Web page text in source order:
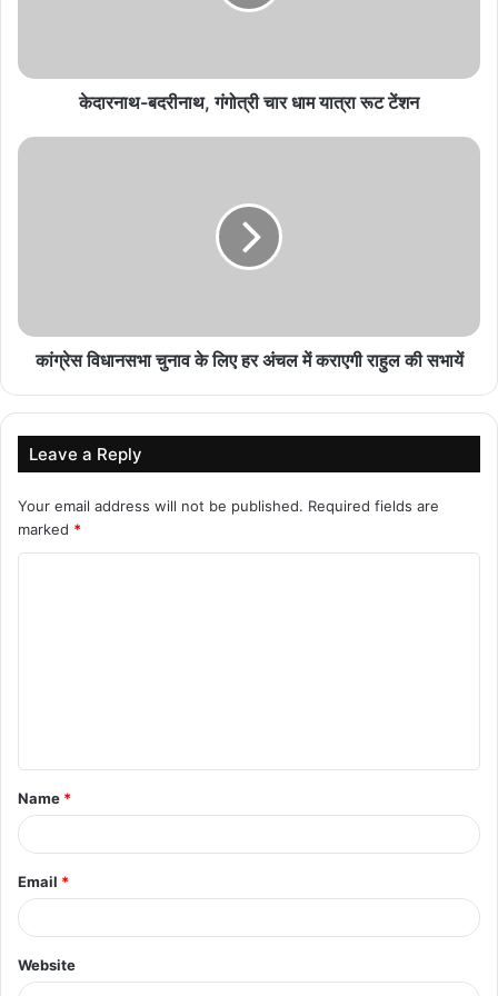
उपमुख्यमंत्री विजय शर्मा ने युवा मंच में किया सम्मानित
जिम्मेदारों को भनक क्यों नहीं लगी?
August 9, 2026
इंजन सरकार को बताया विकास की वजह
August 9, 2026
केदारनाथ-बदरीनाथ, गंगोत्री चार धाम यात्रा रूट टेंशन
कांग्रेस विधानसभा चुनाव के लिए हर अंचल में कराएगी राहुल की सभायें
Leave a Reply
Your email address will not be published. Required fields are
marked *
t
*
Name *
Email *
Website